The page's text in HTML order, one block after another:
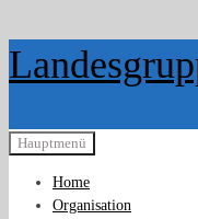
Zurück
zum
Hauptmenü
Home
Organisation